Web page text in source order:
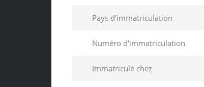
Pays d'immatriculation
Numéro d'immatriculation
Immatriculé chez